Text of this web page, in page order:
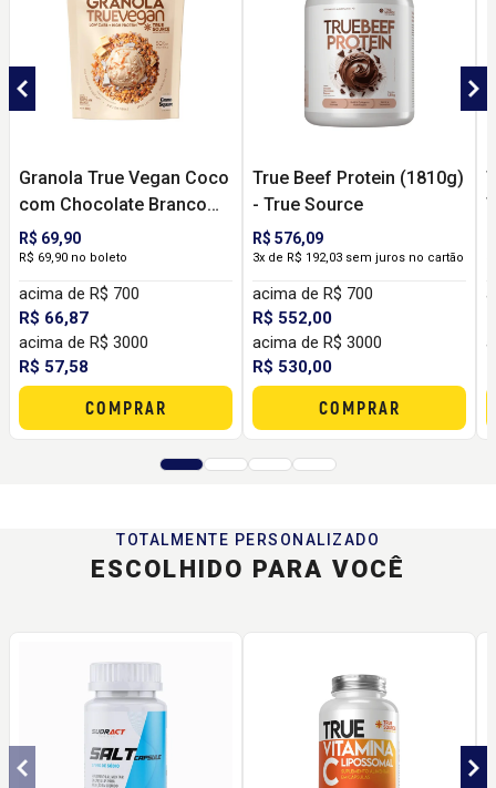
Granola True Vegan Coco
com Chocolate Branco
(200g) - True Source
R$ 69,90
R$ 69,90 no boleto
acima de R$ 700
R$ 66,87
acima de R$ 3000
R$ 57,58
COMPRAR
True Beef Protein (1810g)
- True Source
R$ 576,09
3x de R$ 192,03 sem juros no cartão
acima de R$ 700
R$ 552,00
acima de R$ 3000
R$ 530,00
COMPRAR
TOTALMENTE PERSONALIZADO
ESCOLHIDO PARA VOCÊ